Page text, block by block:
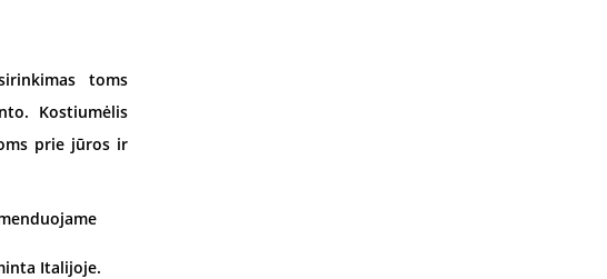
toms
Kostiumėlis
prie jūros ir
Italijoje.